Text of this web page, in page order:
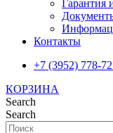
Гарантия
Контакты
+7 (3952) 778-
КОРЗИНА
Search
Search